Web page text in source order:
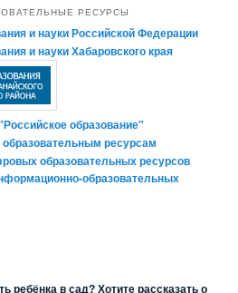
РЕСУРСЫ
ребёнка в сад? Хотите рассказать о